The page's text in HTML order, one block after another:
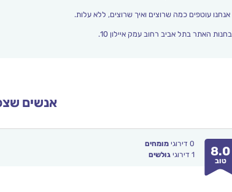
אנחנו עוטפים כמה שרוצים ואיך שרוצים, ללא עלות.
בחנות האתר בתל אביב רחוב עמק איילון 10.
אנשים
8.0
טוב
0 דירוגימומחים
1 דירוגיגולשים